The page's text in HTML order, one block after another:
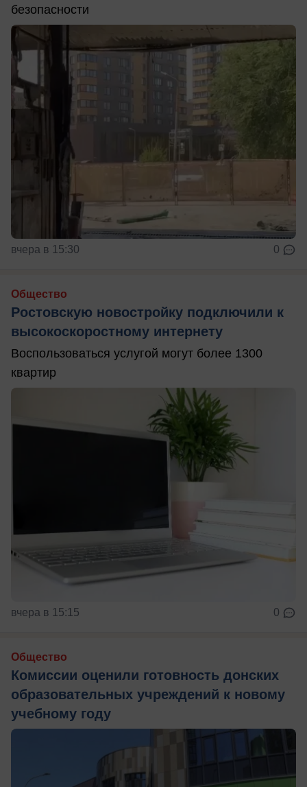
безопасности
вчера в 15:30 0
Общество
Ростовскую новостройку подключили к
высокоскоростному интернету
Воспользоваться услугой могут более 1300
квартир
вчера в 15:15 0
Общество
Комиссии оценили готовность донских
образовательных учреждений к новому
учебному году